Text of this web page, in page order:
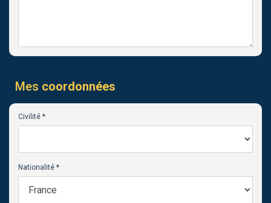
Mes coordonnées
Civilité *
Nationalité *